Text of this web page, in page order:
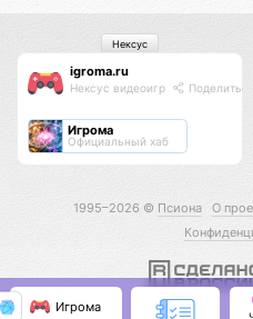
igroma.ru
Нексус видеоигр Поделиться
Игрома
Официальный хаб
Нексус
1995–2026 © Псиона О
Игрома